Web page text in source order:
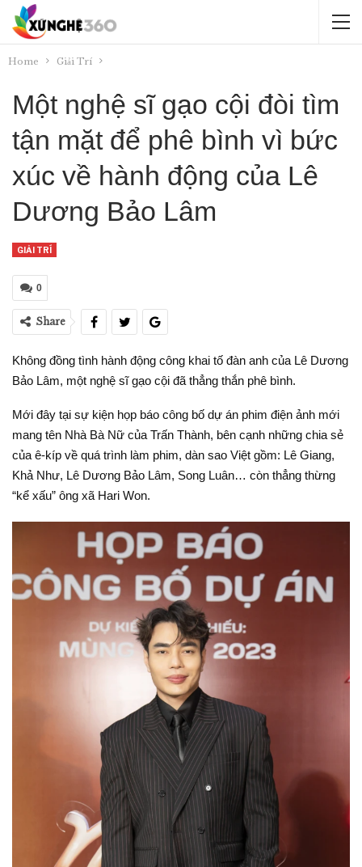
Home Giải Trí
Một nghệ sĩ gạo cội đòi tìm
tận mặt để phê bình vì bức
xúc về hành động của Lê
Dương Bảo Lâm
GIẢI TRÍ
0
Share
Không đồng tình hành động công khai tố đàn anh của Lê Dương
Bảo Lâm, một nghệ sĩ gạo cội đã thẳng thắn phê bình.
Mới đây tại sự kiện họp báo công bố dự án phim điện ảnh mới
mang tên Nhà Bà Nữ của Trấn Thành, bên cạnh những chia sẻ
của ê-kíp về quá trình làm phim, dàn sao Việt gồm: Lê Giang,
Khả Như, Lê Dương Bảo Lâm, Song Luân… còn thẳng thừng
“kể xấu” ông xã Hari Won.